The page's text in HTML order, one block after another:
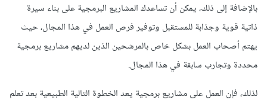
بالإضافة إلى ذلك، يمكن أن تساعدك المشاريع البرمجية على بناء سيرة
ذاتية قوية وجذابة للمستقبل وتوفير فرص العمل في هذا المجال، حيث
يهتم أصحاب العمل بشكل خاص بالمرشحين الذين لديهم مشاريع برمجية
محددة وتجارب سابقة في هذا المجال.
لذلك، فإن العمل على مشاريع برمجية يعد الخطوة التالية الطبيعية بعد تعلم